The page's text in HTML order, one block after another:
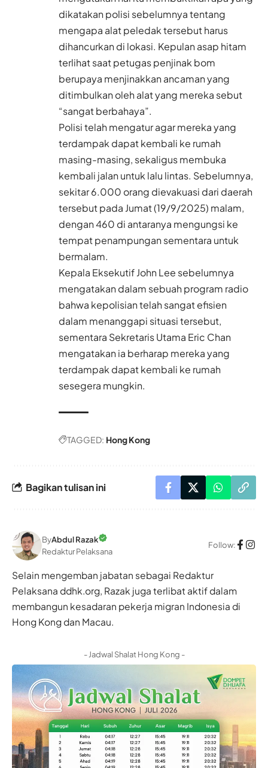
dikatakan polisi sebelumnya tentang
mengapa alat peledak tersebut harus
dihancurkan di lokasi. Kepulan asap hitam
terlihat saat petugas penjinak bom
berupaya menjinakkan ancaman yang
ditimbulkan oleh alat yang mereka sebut
“sangat berbahaya”.
Polisi telah mengatur agar mereka yang
terdampak dapat kembali ke rumah
masing-masing, sekaligus membuka
kembali jalan untuk lalu lintas. Sebelumnya,
sekitar 6.000 orang dievakuasi dari daerah
tersebut pada Jumat (19/9/2025) malam,
dengan 460 di antaranya mengungsi ke
tempat penampungan sementara untuk
bermalam.
Kepala Eksekutif John Lee sebelumnya
mengatakan dalam sebuah program radio
bahwa kepolisian telah sangat efisien
dalam menanggapi situasi tersebut,
sementara Sekretaris Utama Eric Chan
mengatakan ia berharap mereka yang
terdampak dapat kembali ke rumah
sesegera mungkin.
TAGGED: Hong Kong
Bagikan tulisan ini
ByAbdul Razak
Redaktur Pelaksana
Follow:
Selain mengemban jabatan sebagai Redaktur
Pelaksana ddhk.org, Razak juga terlibat aktif dalam
membangun kesadaran pekerja migran Indonesia di
Hong Kong dan Macau.
- Jadwal Shalat Hong Kong -